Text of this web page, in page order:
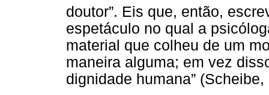
doutor”. Eis que, então,
espetáculo no qual a
material que colheu de um
maneira alguma; em vez
dignidade humana”